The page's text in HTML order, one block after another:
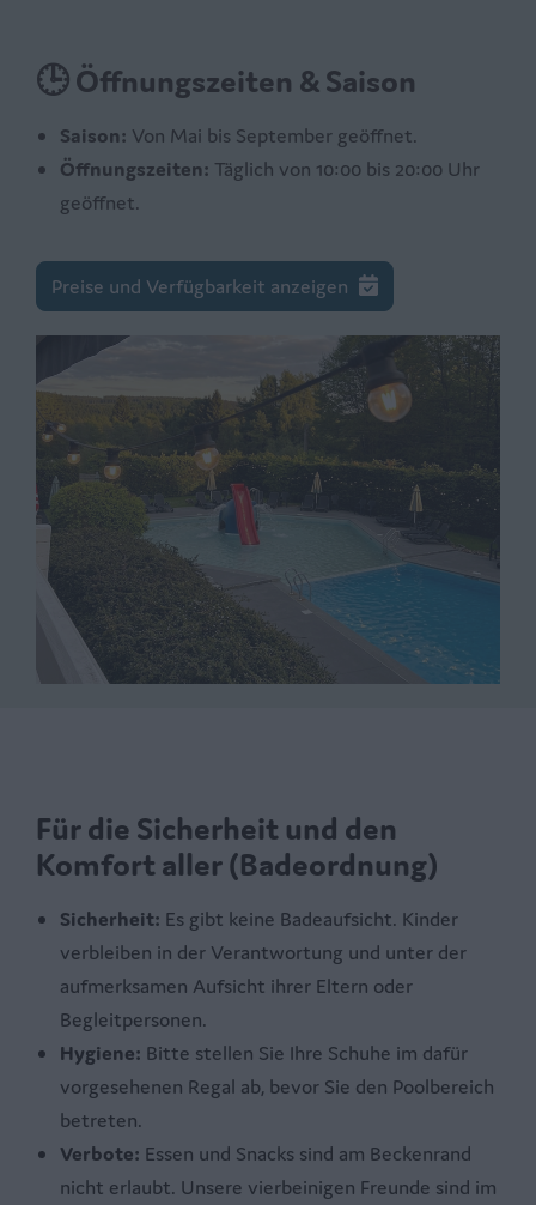
🕒 Öffnungszeiten & Saison
Saison: Von Mai bis September geöffnet.
Öffnungszeiten: Täglich von 10:00 bis 20:00 Uhr
geöffnet.
Preise und Verfügbarkeit anzeigen
Für die Sicherheit und den
Komfort aller (Badeordnung)
Sicherheit: Es gibt keine Badeaufsicht. Kinder
verbleiben in der Verantwortung und unter der
aufmerksamen Aufsicht ihrer Eltern oder
Begleitpersonen.
Hygiene: Bitte stellen Sie Ihre Schuhe im dafür
vorgesehenen Regal ab, bevor Sie den Poolbereich
betreten.
Verbote: Essen und Snacks sind am Beckenrand
nicht erlaubt. Unsere vierbeinigen Freunde sind im